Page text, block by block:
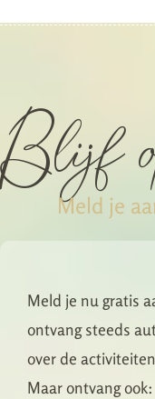
Blijf
Meld je
Meld je nu gratis
ontvang steeds
over de
Maar ontvang ook: